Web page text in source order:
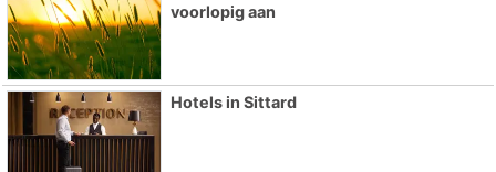
voorlopig aan
Hotels in Sittard